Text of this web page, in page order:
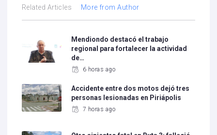
Related Articles More from Author
Mendiondo destacó el trabajo
regional para fortalecer la actividad
de…
6 horas ago
Accidente entre dos motos dejó tres
personas lesionadas en Piriápolis
7 horas ago